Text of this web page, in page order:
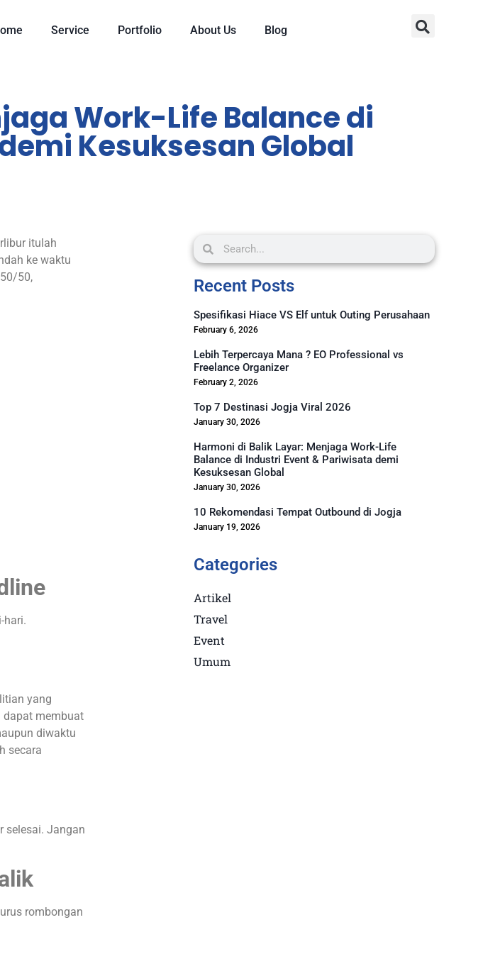
Service Portfolio About Us Blog
Work-Life Balance di
Kesuksesan Global
itulah
ke waktu
50,
hari.
yang
dapat membuat
diwaktu
secara
selesai. Jangan
rombongan
Recent Posts
Spesifikasi Hiace VS Elf untuk Outing Perusahaan
February 6, 2026
Lebih Terpercaya Mana ? EO Professional vs
Freelance Organizer
February 2, 2026
Top 7 Destinasi Jogja Viral 2026
January 30, 2026
Harmoni di Balik Layar: Menjaga Work-Life
Balance di Industri Event & Pariwisata demi
Kesuksesan Global
January 30, 2026
10 Rekomendasi Tempat Outbound di Jogja
January 19, 2026
Categories
Artikel
Travel
Event
Umum